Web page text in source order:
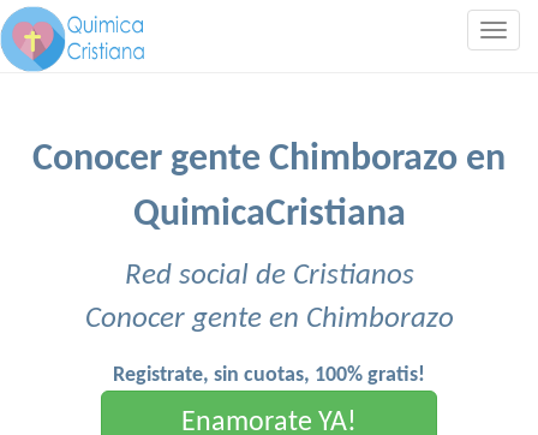
Conocer gente Chimborazo en
QuimicaCristiana
Red social de Cristianos
Conocer gente en Chimborazo
Registrate, sin cuotas, 100% gratis!
Enamorate YA!